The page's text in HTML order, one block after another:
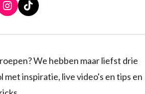
I
n
t
r
a
T
i
T
k We hebben maar liefst drie
met inspiratie, live video's en tips en